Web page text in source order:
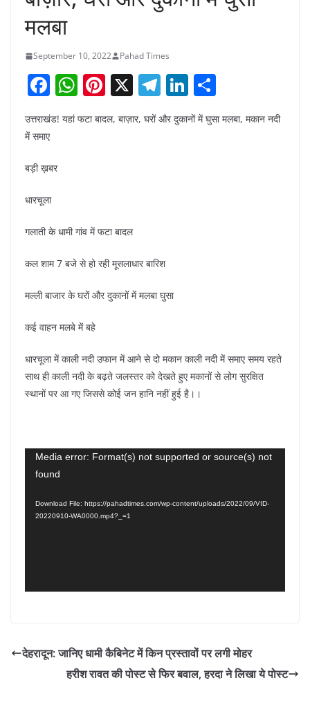
मलबा
September 10, 2022 Pahad Times
F
a
c
b
o
k
W
at
Pi
er
X T
el
e
Li
n
k ar
उत्तराखंड! यहां फटा बादल, बाज़ार, घरों और दुकानों में घुसा मलबा, मकान नदी
में समाए
बड़ी ख़बर
धारचूला
गलाती के धामी गांव में फटा बादल
कल शाम 7 बजे से हो रही मूसलाधार बारिश
मल्ली बाजार के घरों और दुकानों में मलबा घुसा
कई वाहन मलबे में बहे
धारचूला में काली नदी उफान में आने से दो मकान काली नदी में समाए समय रहते
साथ ही काली नदी के बढ़ते जलस्तर को देखते हुए मकानों से लोग सुरक्षित
स्थानों पर आ गए जिससे कोई जन हानि नहीं हुई है।।
Video
Player
Media error: Format(s) not supported or source(s) not
found
Download File: https://pahadtimes.com/wp-content/uploads/2022/09/VID-
20220910-WA0000.mp4?_=1
देहरादून: जानिए धामी कैबिनेट में किन प्रस्तावों पर लगी मोहर
हरीश रावत की पोस्ट से फिर बवाल, हरदा ने लिखा ये पोस्ट